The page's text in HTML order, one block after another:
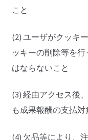
こと
(2) ユーザがクッキ
ッキーの削除等を
はならないこと
(3) 経由アクセス後
も成果報酬の支払対
(4) 欠品等により、